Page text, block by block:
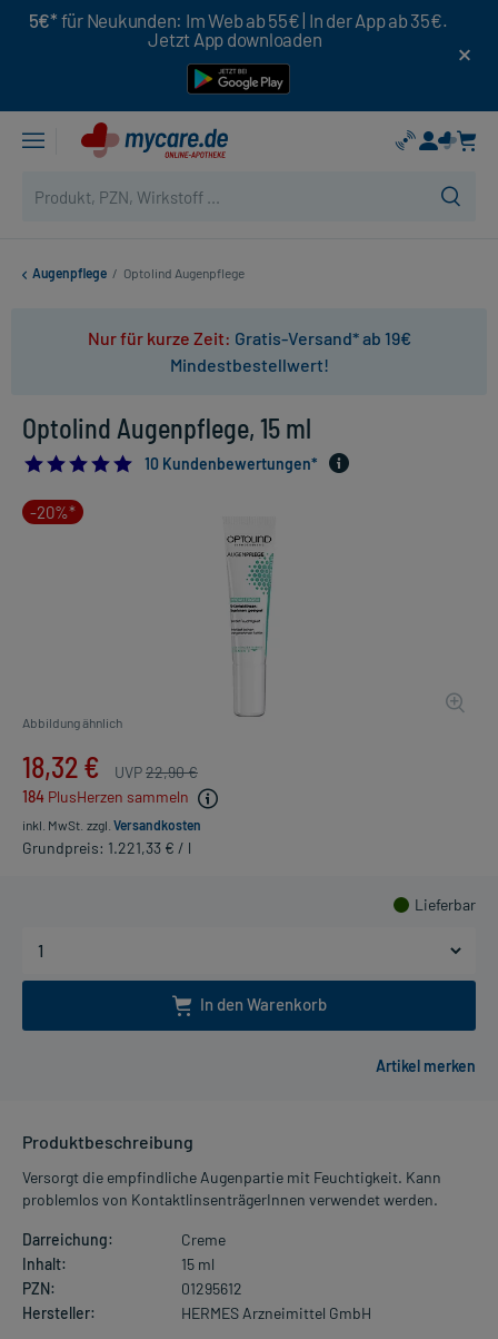
5€* für Neukunden: Im Web ab 55€ | In der App ab 35€.
Jetzt App downloaden
Augenpflege / Optolind Augenpflege
Nur für kurze Zeit: Gratis-Versand* ab 19€
Mindestbestellwert!
Optolind Augenpflege, 15 ml
5.0
10 Kundenbewertungen*
-20%*
Abbildung ähnlich
18,32 € UVP22,90 €
184 PlusHerzen sammeln
inkl. MwSt. zzgl. Versandkosten
Grundpreis: 1.221,33 € / l
Lieferbar
In den Warenkorb
Produktbeschreibung
Versorgt die empfindliche Augenpartie mit Feuchtigkeit. Kann
problemlos von KontaktlinsenträgerInnen verwendet werden.
Darreichung:
Creme
Inhalt:
15 ml
PZN:
01295612
Hersteller:
HERMES Arzneimittel GmbH